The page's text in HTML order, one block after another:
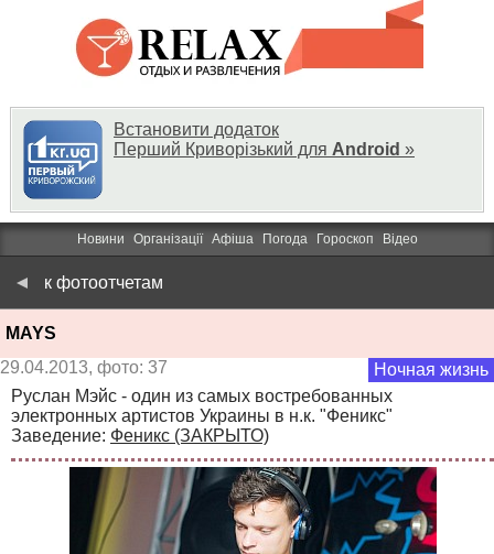
Встановити додаток
Перший Криворізький для Android »
Новини Організації Афіша Погода Гороскоп Відео
к фотоотчетам
MAYS
Ночная жизнь
29.04.2013, фото: 37
Руслан Мэйс - один из самых востребованных
электронных артистов Украины в н.к. "Феникс"
Заведение: Феникс (ЗАКРЫТО)